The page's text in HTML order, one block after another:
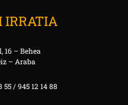
IRRATIA
16 – Behea
– Araba
55 / 945 12 14 88